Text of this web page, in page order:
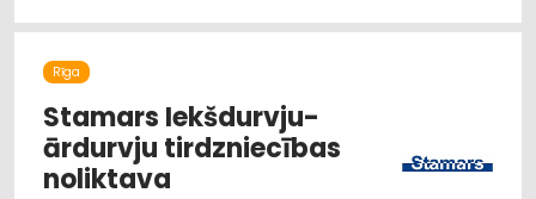
Rīga
Stamars Iekšdurvju-
ārdurvju tirdzniecības
noliktava